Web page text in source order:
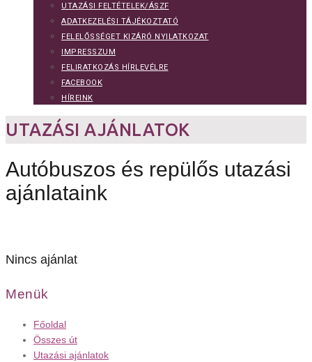
UTAZÁSI FELTÉTELEK/ÁSZF
ADATKEZELÉSI TÁJÉKOZTATÓ
FELELŐSSÉGET KIZÁRÓ NYILATKOZAT
IMPRESSZUM
FELIRATKOZÁS HÍRLEVÉLRE
FACEBOOK
HÍREINK
UTAZÁSI AJÁNLATOK
Autóbuszos és repülős utazási
ajánlataink
Nincs ajánlat
Menük
Főoldal
Összes út
Utazási ajánlatok